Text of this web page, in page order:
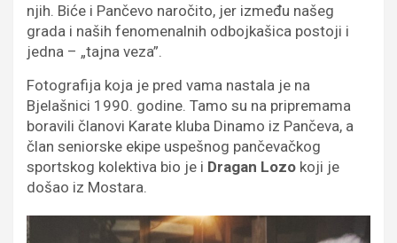
njih. Biće i Pančevo naročito, jer između našeg
grada i naših fenomenalnih odbojkašica postoji i
jedna – „tajna veza”.
Fotografija koja je pred vama nastala je na
Bjelašnici 1990. godine. Tamo su na pripremama
boravili članovi Karate kluba Dinamo iz Pančeva, a
član seniorske ekipe uspešnog pančevačkog
sportskog kolektiva bio je i Dragan Lozo koji je
došao iz Mostara.